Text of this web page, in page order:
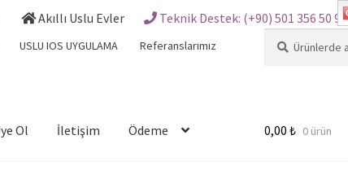
Akıllı Uslu Evler
Teknik Destek: (+90) 501 356 50 97
USLU IOS UYGULAMA Referanslarımız
Ol İletişim Ödeme 0,00 ₺ 0 ürün